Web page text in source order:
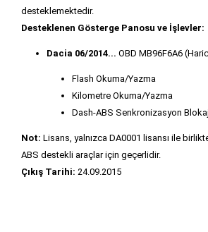
desteklemektedir.
Desteklenen Gösterge Panosu ve İşlevler:
Dacia 06/2014... OBD MB96F6A6
Flash Okuma/Yazma
Kilometre Okuma/Yazma
Dash-ABS Senkronizasyon
Not: Lisans, yalnızca DA0001 lisansı ile
ABS destekli araçlar için geçerlidir.
Çıkış Tarihi: 24.09.2015